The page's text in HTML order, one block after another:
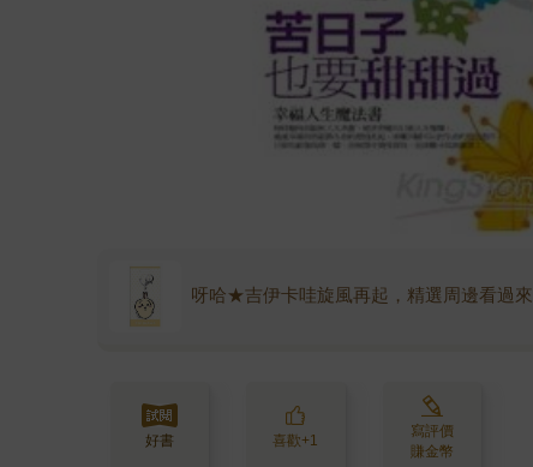
呀哈★吉伊卡哇旋風再起，精選周邊看過來
好書 喜歡+1
寫評價
賺金幣